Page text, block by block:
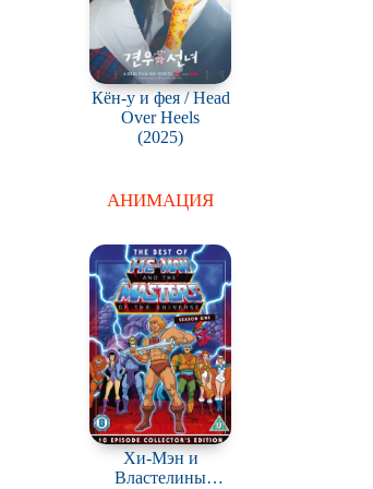
Кён-у и фея / Head
Over Heels
(2025)
АНИМАЦИЯ
Хи-Мэн и
Властелины